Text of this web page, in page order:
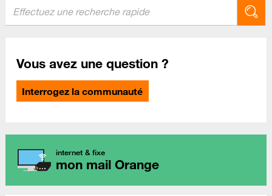
Vous avez une question ?
Interrogez la communauté
internet & fixe
mon mail Orange